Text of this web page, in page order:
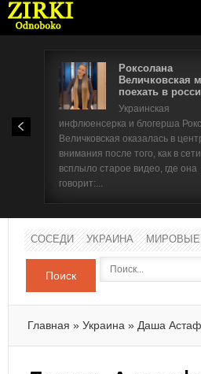
Роксолана
Величковская
поехать в
Украинская
инфлюенсерка и блогерша
Величковская оказалась в
внимания после того, как в сети
всплыло старое видео, где она
говорит:...
СОСЕДИ УКРАИНА
Поиск
Главная » Украина » Даша